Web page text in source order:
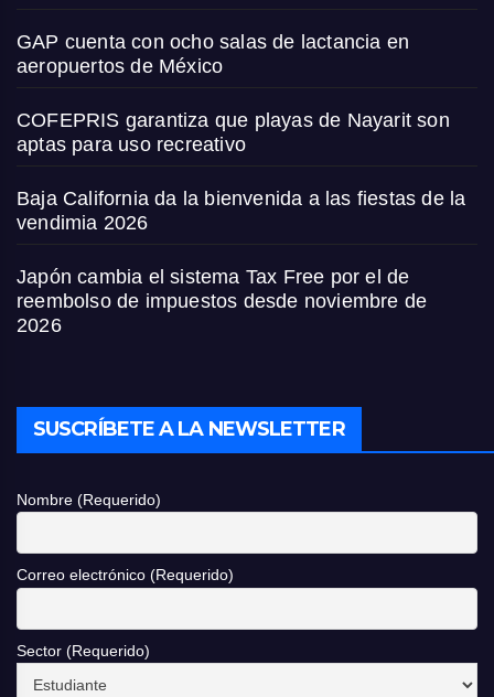
GAP cuenta con ocho salas de lactancia en
aeropuertos de México
COFEPRIS garantiza que playas de Nayarit son
aptas para uso recreativo
Baja California da la bienvenida a las fiestas de la
vendimia 2026
Japón cambia el sistema Tax Free por el de
reembolso de impuestos desde noviembre de
2026
SUSCRÍBETE A LA NEWSLETTER
Nombre (Requerido)
Correo electrónico (Requerido)
Sector (Requerido)